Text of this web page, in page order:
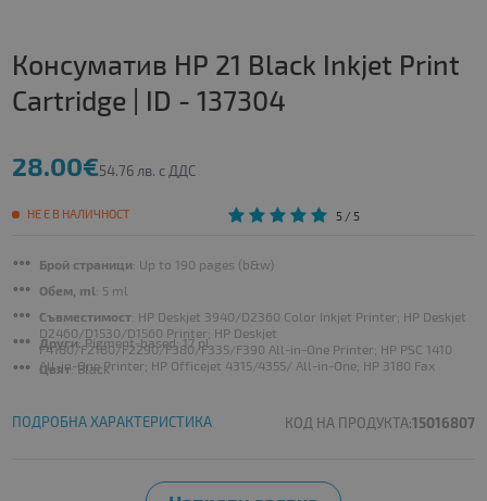
Консуматив HP 21 Black Inkjet Print
Cartridge | ID - 137304
28.00€54.76 лв. с ДДС
НЕ Е В НАЛИЧНОСТ 5 / 5
Брой страници: Up to 190 pages (b&w)
Обем, ml : 5 ml
Съвместимост: HP Deskjet 3940/D2360 Color Inkjet Printer; HP Deskjet
D2460/D1530/D1560 Printer; HP Deskjet
F4180/F2180/F2290/F380/F335/F390 All-in-One Printer; HP PSC 1410
All-in-One Printer; HP Officejet 4315/4355/ All-in-One; HP 3180 Fax
Други: Pigment-based; 17 pl
Цвят: Black
ПОДРОБНА ХАРАКТЕРИСТИКА КОД НА ПРОДУКТА:15016807